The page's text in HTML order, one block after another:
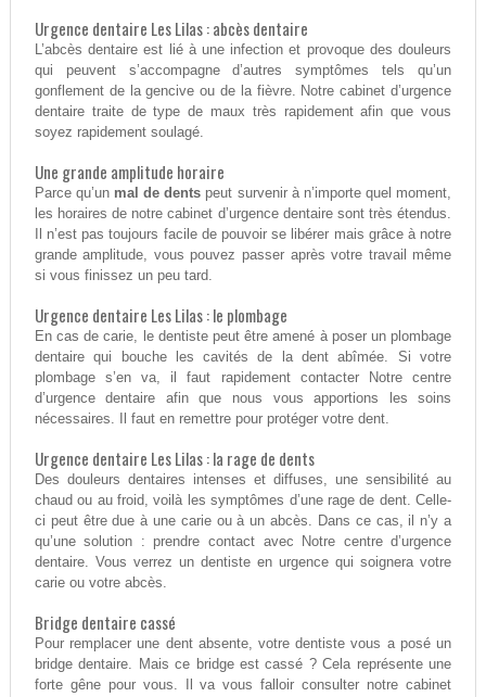
Urgence dentaire Les Lilas : abcès dentaire
L’abcès dentaire est lié à une infection et provoque des douleurs
qui peuvent s’accompagne d’autres symptômes tels qu’un
gonflement de la gencive ou de la fièvre. Notre cabinet d’urgence
dentaire traite de type de maux très rapidement afin que vous
soyez rapidement soulagé.
Une grande amplitude horaire
Parce qu’un mal de dents peut survenir à n’importe quel moment,
les horaires de notre cabinet d’urgence dentaire sont très étendus.
Il n’est pas toujours facile de pouvoir se libérer mais grâce à notre
grande amplitude, vous pouvez passer après votre travail même
si vous finissez un peu tard.
Urgence dentaire Les Lilas : le plombage
En cas de carie, le dentiste peut être amené à poser un plombage
dentaire qui bouche les cavités de la dent abîmée. Si votre
plombage s’en va, il faut rapidement contacter Notre centre
d’urgence dentaire afin que nous vous apportions les soins
nécessaires. Il faut en remettre pour protéger votre dent.
Urgence dentaire Les Lilas : la rage de dents
Des douleurs dentaires intenses et diffuses, une sensibilité au
chaud ou au froid, voilà les symptômes d’une rage de dent. Celle-
ci peut être due à une carie ou à un abcès. Dans ce cas, il n’y a
qu’une solution : prendre contact avec Notre centre d’urgence
dentaire. Vous verrez un dentiste en urgence qui soignera votre
carie ou votre abcès.
Bridge dentaire cassé
Pour remplacer une dent absente, votre dentiste vous a posé un
bridge dentaire. Mais ce bridge est cassé ? Cela représente une
forte gêne pour vous. Il va vous falloir consulter notre cabinet